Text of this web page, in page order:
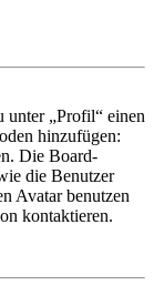
unter „Profil“ einen
hinzufügen:
Die Board-
die Benutzer
Avatar benutzen
kontaktieren.